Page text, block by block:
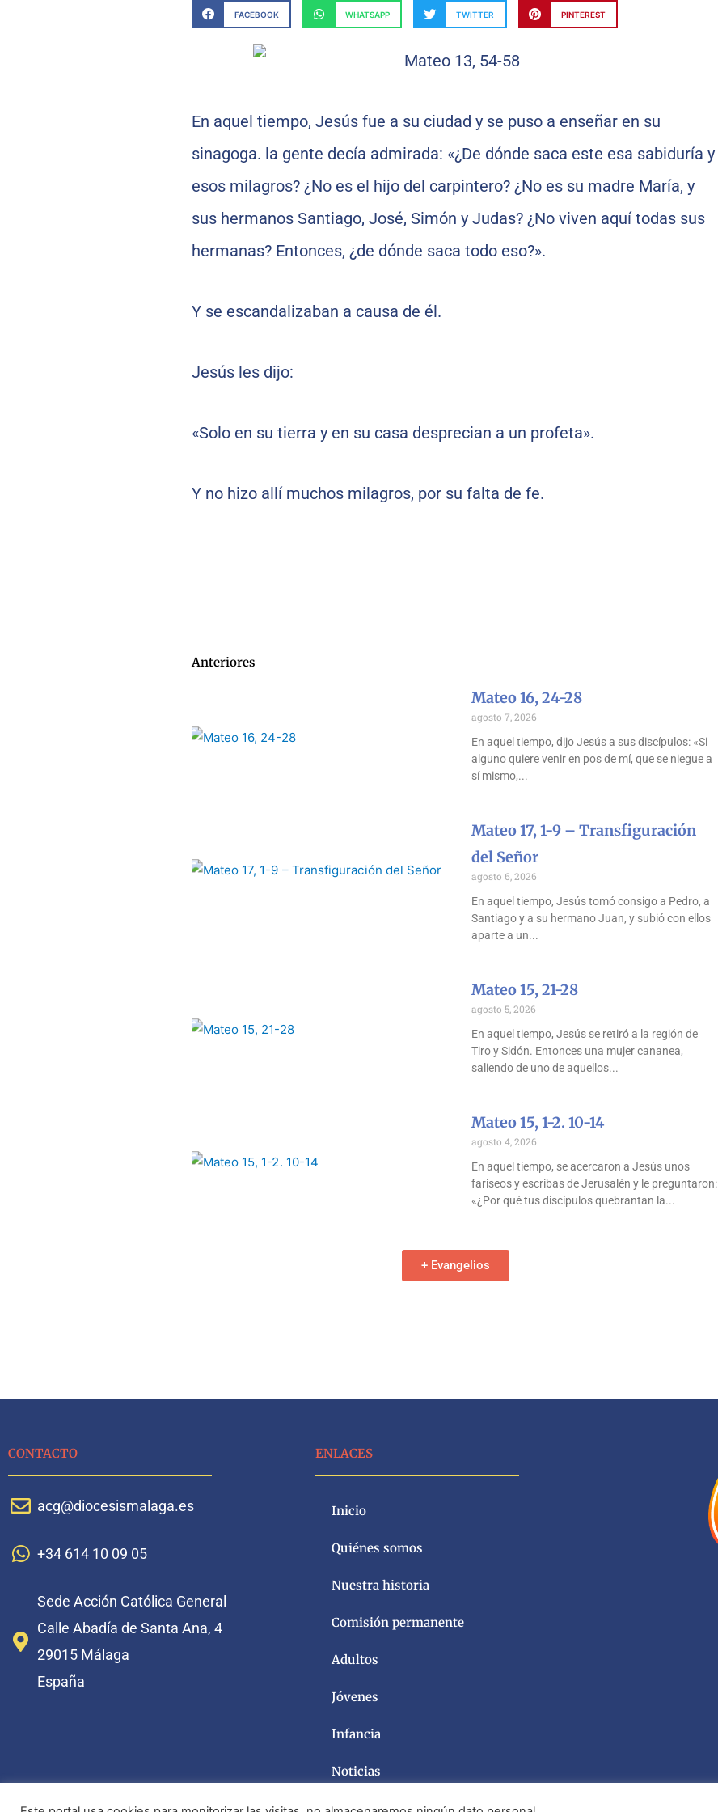
FACEBOOK WHATSAPP TWITTER PINTEREST
En aquel tiempo, Jesús fue a su ciudad y se puso a enseñar en su
sinagoga. la gente decía admirada: «¿De dónde saca este esa sabiduría y
esos milagros? ¿No es el hijo del carpintero? ¿No es su madre María, y
sus hermanos Santiago, José, Simón y Judas? ¿No viven aquí todas sus
hermanas? Entonces, ¿de dónde saca todo eso?».
Y se escandalizaban a causa de él.
Jesús les dijo:
«Solo en su tierra y en su casa desprecian a un profeta».
Y no hizo allí muchos milagros, por su falta de fe.
Anteriores
Mateo 16, 24-28
agosto 7, 2026
En aquel tiempo, dijo Jesús a sus discípulos: «Si
alguno quiere venir en pos de mí, que se niegue a
sí mismo,
Mateo 17, 1-9 – Transfiguración
del Señor
agosto 6, 2026
En aquel tiempo, Jesús tomó consigo a Pedro, a
Santiago y a su hermano Juan, y subió con ellos
aparte a un
Mateo 15, 21-28
agosto 5, 2026
En aquel tiempo, Jesús se retiró a la región de
Tiro y Sidón. Entonces una mujer cananea,
saliendo de uno de aquellos
Mateo 15, 1-2. 10-14
agosto 4, 2026
En aquel tiempo, se acercaron a Jesús unos
fariseos y escribas de Jerusalén y le preguntaron:
«¿Por qué tus discípulos quebrantan la
+ Evangelios
CONTACTO
acg@diocesismalaga.es
+34 614 10 09 05
Sede Acción Católica General
Calle Abadía de Santa Ana, 4
29015 Málaga
España
ENLACES
Inicio
Quiénes somos
Nuestra historia
Comisión permanente
Adultos
Jóvenes
Infancia
Noticias